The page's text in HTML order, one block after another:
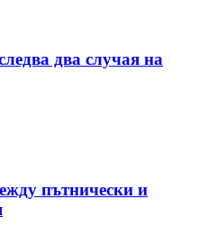
два случая на
пътнически и